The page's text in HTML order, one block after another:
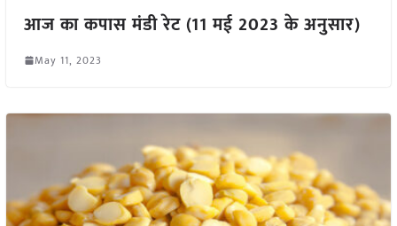
आज का कपास मंडी रेट (11 मई 2023 के अनुसार)
May 11, 2023